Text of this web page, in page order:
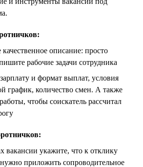
качественное описание: просто
рабочие задачи сотрудника
и формат выплат, условия
график, количество смен. А также
чтобы соискатель рассчитал
вакансии укажите, что к отклику
приложить сопроводительное